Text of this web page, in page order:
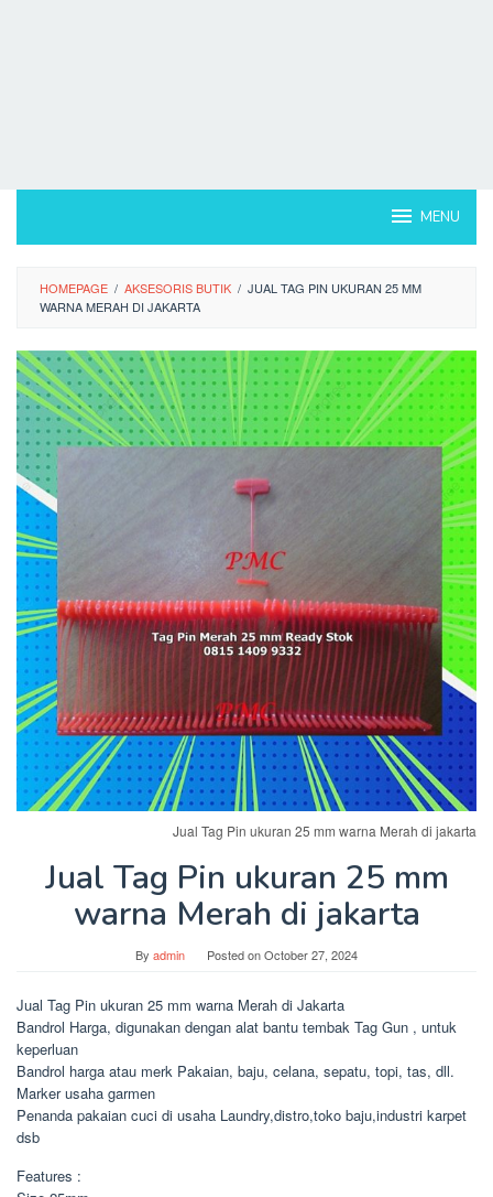
MENU
HOMEPAGE / AKSESORIS BUTIK / JUAL TAG PIN UKURAN 25 MM
WARNA MERAH DI JAKARTA
Jual Tag Pin ukuran 25 mm warna Merah di jakarta
Jual Tag Pin ukuran 25 mm
warna Merah di jakarta
By admin Posted onOctober 27, 2024
Jual Tag Pin ukuran 25 mm warna Merah di Jakarta
Bandrol Harga, digunakan dengan alat bantu tembak Tag Gun , untuk
keperluan
Bandrol harga atau merk Pakaian, baju, celana, sepatu, topi, tas, dll.
Marker usaha garmen
Penanda pakaian cuci di usaha Laundry,distro,toko baju,industri karpet
dsb
Features :